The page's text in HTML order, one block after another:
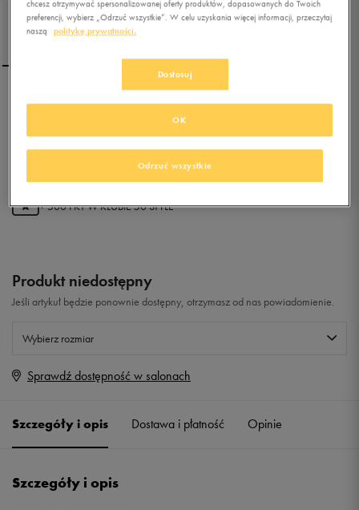
NIKE MD RUNNER 2 (TDV)
+ 500 PKT WKLUBIE 50 STYLE
Produkt niedostępny
Jeśli artykuł będzie ponownie dostępny, otrzymasz od nas powiadomienie.
Wybierz rozmiar
Rozmiary EU
Sprawdź dostępność w salonach
Szczegóły i opis Dostawa i płatność Opinie
Szczegóły i opis
chcesz otrzymywać spersonalizowanej oferty produktów, dopasowanych do Twoich
preferencji, wybierz „Odrzuć wszystkie”. W celu uzyskania więcej informacji, przeczytaj
naszą
politykę prywatności.
Dostosuj
Odrzuć wszystkie
OK